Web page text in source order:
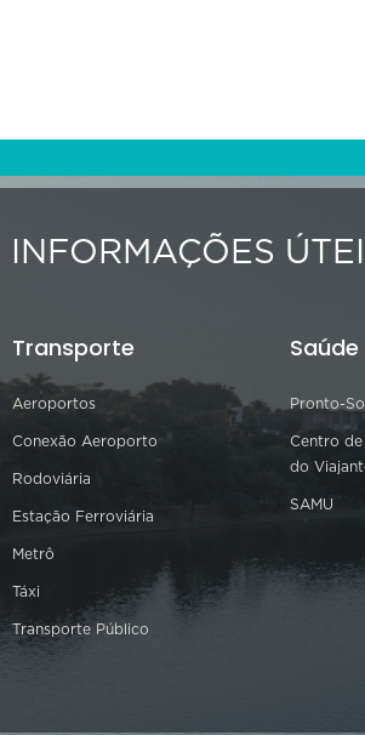
INFORMAÇÕES
Transporte
Aeroportos
Conexão Aeroporto
Rodoviária
Estação Ferroviária
Metrô
Táxi
Transporte Público
Saúde
Pronto-
Centro de
do
SAMU